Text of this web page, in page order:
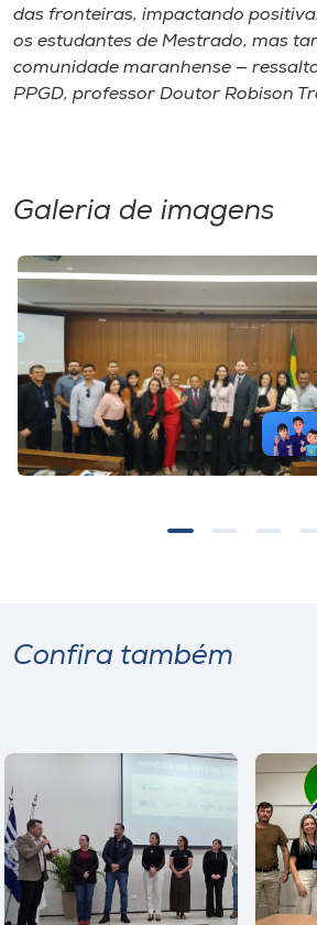
das fronteiras, impactando
os estudantes de Mestrado, mas
comunidade maranhense —
PPGD, professor Doutor Robison
Galeria de imagens
Confira também